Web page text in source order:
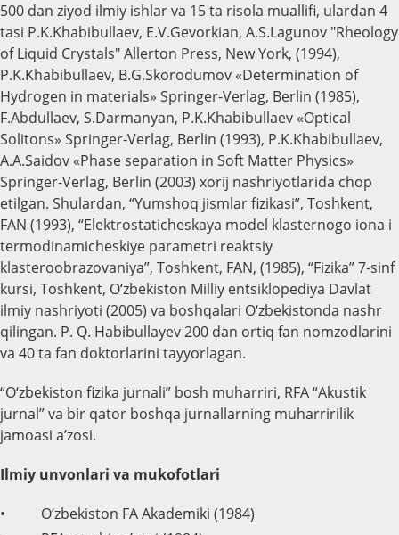
500 dan ziyod ilmiy ishlar va 15 ta risola muallifi, ulardan 4
tasi P.K.Khabibullaev, E.V.Gevorkian, A.S.Lagunov "Rheology
of Liquid Crystals" Allerton Press, New York, (1994),
P.K.Khabibullaev, B.G.Skorodumov «Determination of
Hydrogen in materials» Springer-Verlag, Berlin (1985),
F.Abdullaev, S.Darmanyan, P.K.Khabibullaev «Optical
Solitons» Springer-Verlag, Berlin (1993), P.K.Khabibullaev,
A.A.Saidov «Phase separation in Soft Matter Physics»
Springer-Verlag, Berlin (2003) xorij nashriyotlarida chop
etilgan. Shulardan, “Yumshoq jismlar fizikasi”, Toshkent,
FAN (1993), “Elektrostaticheskaya model klasternogo iona i
termodinamicheskiye parametri reaktsiy
klasteroobrazovaniya”, Toshkent, FAN, (1985), “Fizika” 7-sinf
kursi, Toshkent, O‘zbekiston Milliy entsiklopediya Davlat
ilmiy nashriyoti (2005) va boshqalari O‘zbekistonda nashr
qilingan. P. Q. Habibullayev 200 dan ortiq fan nomzodlarini
va 40 ta fan doktorlarini tayyorlagan.
“O‘zbekiston fizika jurnali” bosh muharriri, RFA “Akustik
jurnal” va bir qator boshqa jurnallarning muharririlik
jamoasi a’zosi.
Ilmiy unvonlari va mukofotlari
• O‘zbekiston FA Akademiki (1984)